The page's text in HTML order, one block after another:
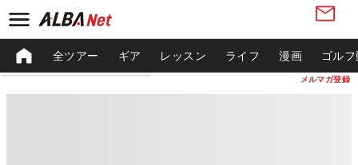
メルマガ登録
全ツアー ギア レッスン ライフ 漫画 ゴル